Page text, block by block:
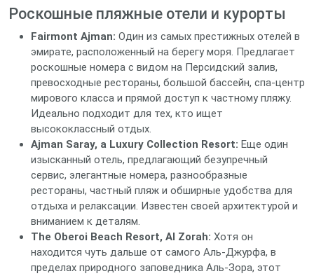
Роскошные пляжные отели и курорты
Fairmont Ajman: Один из самых престижных отелей в
эмирате, расположенный на берегу моря. Предлагает
роскошные номера с видом на Персидский залив,
превосходные рестораны, большой бассейн, спа-центр
мирового класса и прямой доступ к частному пляжу.
Идеально подходит для тех, кто ищет
высококлассный отдых.
Ajman Saray, a Luxury Collection Resort: Еще один
изысканный отель, предлагающий безупречный
сервис, элегантные номера, разнообразные
рестораны, частный пляж и обширные удобства для
отдыха и релаксации. Известен своей архитектурой и
вниманием к деталям.
The Oberoi Beach Resort, Al Zorah: Хотя он
находится чуть дальше от самого Аль-Джурфа, в
пределах природного заповедника Аль-Зора, этот